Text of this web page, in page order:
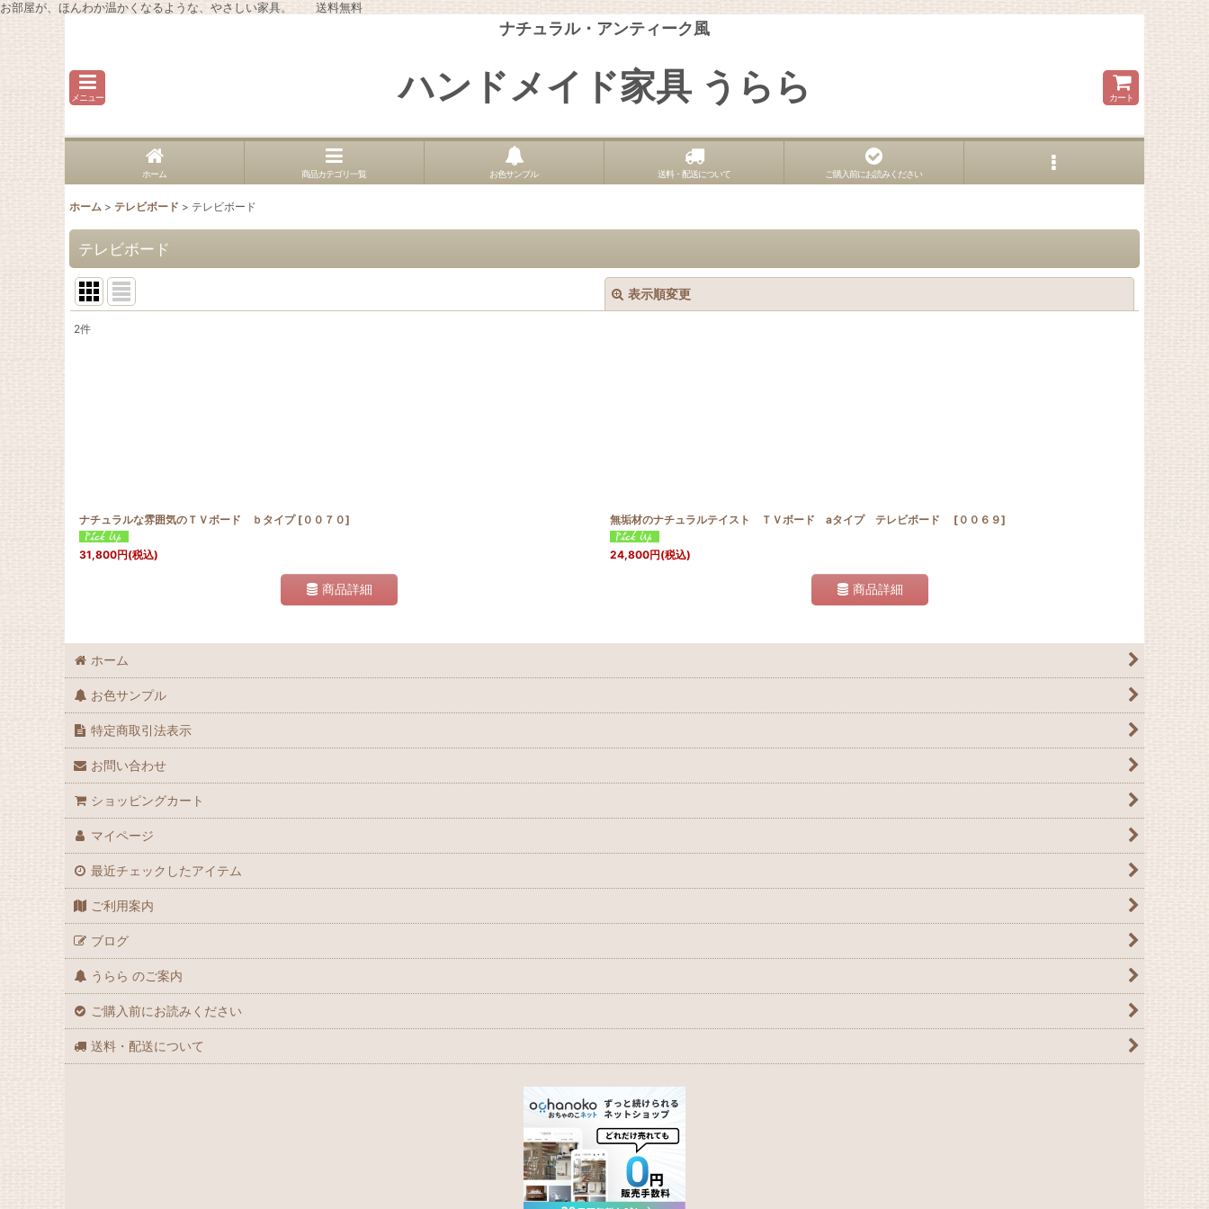
お部屋が、ほんわか温かくなるような、やさしい家具。 送料無料
ナチュラル・アンティーク風
メニュー ハンドメイド家具 うらら カート
ホーム 商品カテゴリ一覧 お色サンプル 送料・配送について ご購入前にお読みください
ホーム > テレビボード > テレビボード
テレビボード
表示順変更
2件
ナチュラルな雰囲気のＴＶボード ｂタイプ [ ００７０]
31,800円(税込)
商品詳細
無垢材のナチュラルテイスト ＴＶボード aタイプ テレビボード [ ００６９]
24,800円(税込)
商品詳細
ホーム
お色サンプル
特定商取引法表示
お問い合わせ
ショッピングカート
マイページ
最近チェックしたアイテム
ご利用案内
ブログ
うらら のご案内
ご購入前にお読みください
送料・配送について